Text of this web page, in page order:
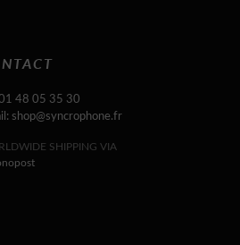
48 05 35 30
shop@syncrophone.fr
SHIPPING VIA